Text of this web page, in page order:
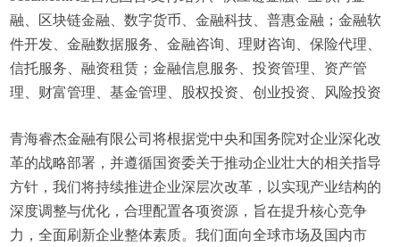
融、区块链金融、数字货币、金融科技、普惠金融；金融软
件开发、金融数据服务、金融咨询、理财咨询、保险代理、
信托服务、融资租赁；金融信息服务、投资管理、资产管
理、财富管理、基金管理、股权投资、创业投资、风险投资
青海睿杰金融有限公司将根据党中央和国务院对企业深化改
革的战略部署，并遵循国资委关于推动企业壮大的相关指导
方针，我们将持续推进企业深层次改革，以实现产业结构的
深度调整与优化，合理配置各项资源，旨在提升核心竞争
力，全面刷新企业整体素质。我们面向全球市场及国内市